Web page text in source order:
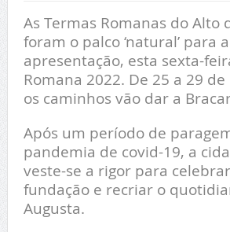
As Termas Romanas do Alto
foram o palco ‘natural’ para a
apresentação, esta sexta-
Romana 2022. De 25 a 29
os caminhos vão dar a
Após um período de
pandemia de covid-19, a
veste-se a rigor para
fundação e recriar o
Augusta.